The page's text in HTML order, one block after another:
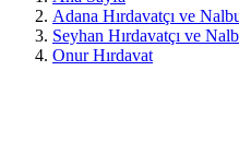
Adana Hırdavatçı ve
Seyhan Hırdavatçı ve
Onur Hırdavat